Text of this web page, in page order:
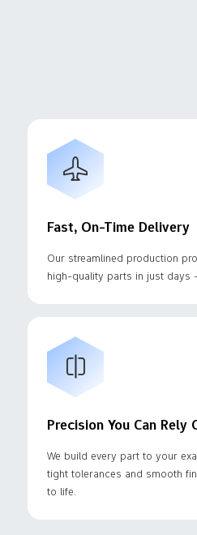
Fast, On-Time Delivery
Our streamlined production
high-quality parts in just days
Precision You Can Rely
We build every part to your
tight tolerances and smooth
to life.